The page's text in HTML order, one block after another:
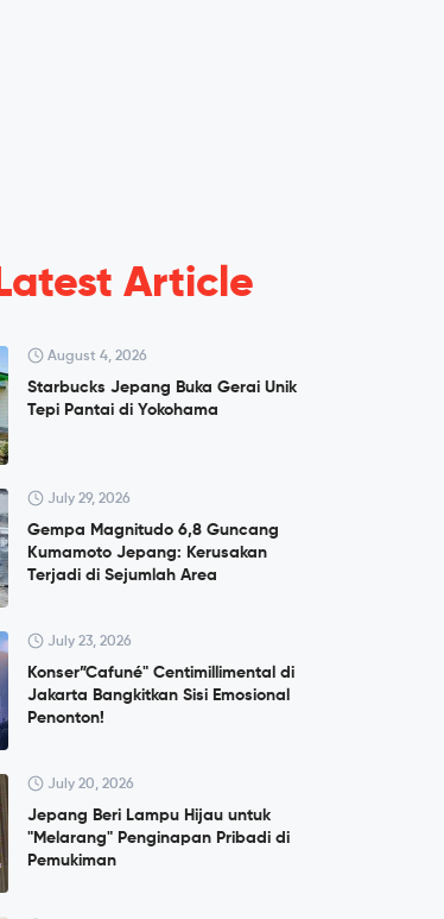
Latest Article
August 4, 2026
Starbucks Jepang Buka Gerai Unik
Tepi Pantai di Yokohama
July 29, 2026
Gempa Magnitudo 6,8 Guncang
Kumamoto Jepang: Kerusakan
Terjadi di Sejumlah Area
July 23, 2026
Konser”Cafuné" Centimillimental di
Jakarta Bangkitkan Sisi Emosional
Penonton!
July 20, 2026
Jepang Beri Lampu Hijau untuk
"Melarang" Penginapan Pribadi di
Pemukiman